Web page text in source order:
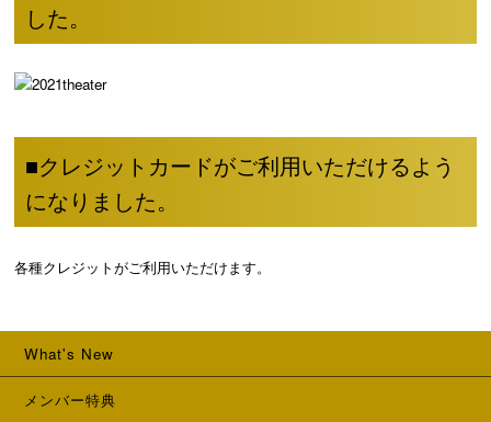
した。
■クレジットカードがご利用いただけるよう
になりました。
各種クレジットがご利用いただけます。
What's New
メンバー特典